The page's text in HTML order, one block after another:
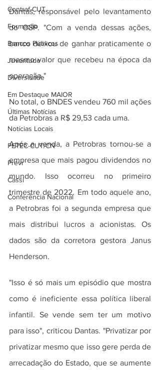
Contraf-CUT
Formação
Bancos Públicos
Juventude
Diversidade
Em Destaque MAIOR
Últimas Notícias
Notícias Locais
FETEC-CUT/CN
Previ
Cassi
Conferência Nacional
Dantas, responsável pelo levantamento
do OSP. "Com a venda dessas ações,
banco deixou de ganhar praticamente o
mesmo valor que recebeu na época da
operação."
No total, o BNDES vendeu 760 mil ações
da Petrobras a R$ 29,53 cada uma.
Após a venda, a Petrobras tornou-se a
empresa que mais pagou dividendos no
mundo. Isso ocorreu no primeiro
trimestre de 2022. Em todo aquele ano,
a Petrobras foi a segunda empresa que
mais distribui lucros a acionistas. Os
dados são da corretora gestora Janus
Henderson.
"Isso é só mais um episódio que mostra
como é ineficiente essa política liberal
infantil. Se vende sem ter um motivo
para isso", criticou Dantas. "Privatizar por
privatizar mesmo que isso gere perda de
arrecadação do Estado, que se aumente